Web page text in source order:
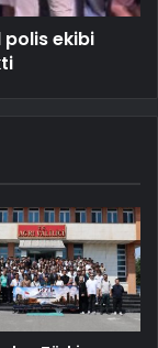
polis ekibi